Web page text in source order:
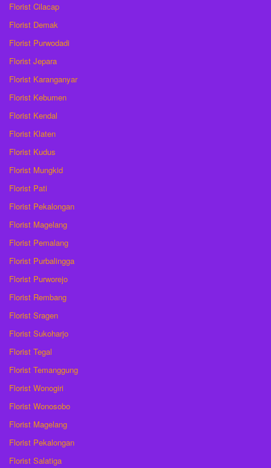
Florist Cilacap
Florist Demak
Florist Purwodadi
Florist Jepara
Florist Karanganyar
Florist Kebumen
Florist Kendal
Florist Klaten
Florist Kudus
Florist Mungkid
Florist Pati
Florist Pekalongan
Florist Magelang
Florist Pemalang
Florist Purbalingga
Florist Purworejo
Florist Rembang
Florist Sragen
Florist Sukoharjo
Florist Tegal
Florist Temanggung
Florist Wonogiri
Florist Wonosobo
Florist Magelang
Florist Pekalongan
Florist Salatiga